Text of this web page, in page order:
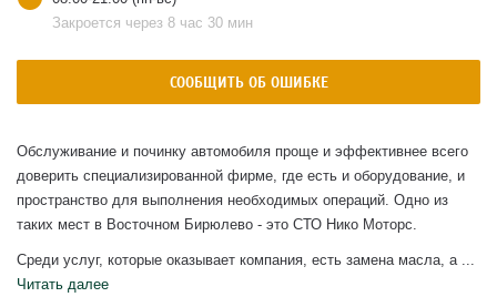
Обслуживание и починку автомобиля проще и эффективнее всего
доверить специализированной фирме, где есть и оборудование, и
пространство для выполнения необходимых операций. Одно из
таких мест в Восточном Бирюлево - это СТО Нико Моторс.
Среди услуг, которые оказывает компания, есть замена масла, а ...
Читать далее
Закроется через 8 час 30 мин
СООБЩИТЬ ОБ ОШИБКЕ